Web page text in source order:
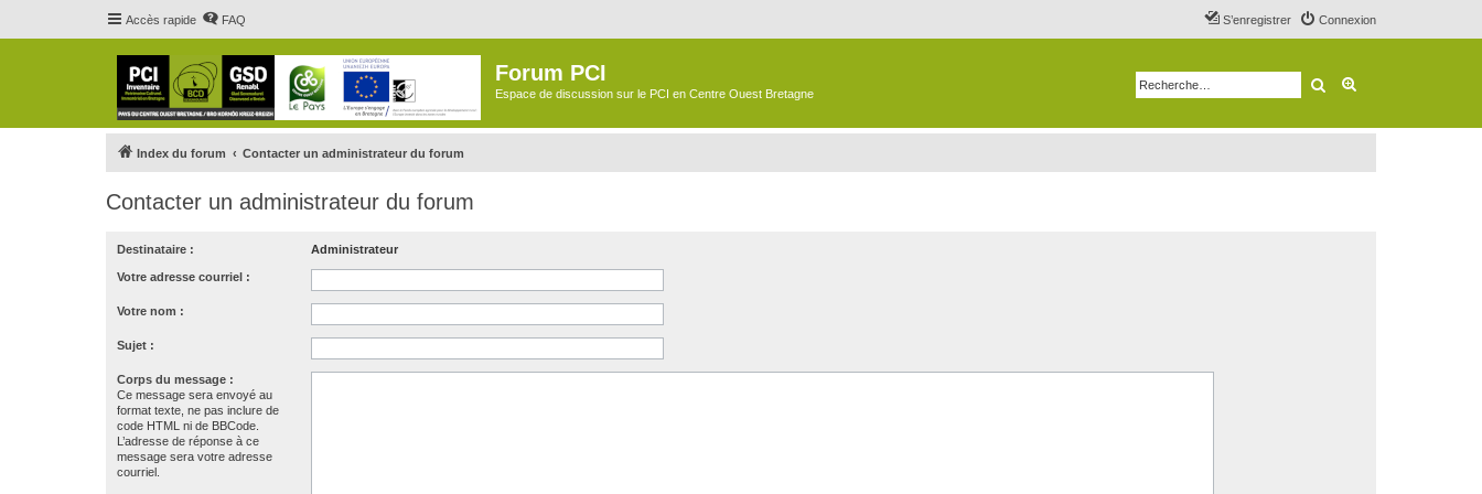
Accès rapide FAQ Connexion
S’enregistrer
Forum PCI
Espace de discussion sur le PCI en Centre Ouest Bretagne Rechercher
Index du forum Contacter un administrateur du forum
Contacter un administrateur du forum
Destinataire : Administrateur
Votre adresse courriel :
Votre nom :
Sujet :
Corps du message :
Ce message sera envoyé au
format texte, ne pas inclure de
code HTML ni de BBCode.
L’adresse de réponse à ce
message sera votre adresse
courriel.